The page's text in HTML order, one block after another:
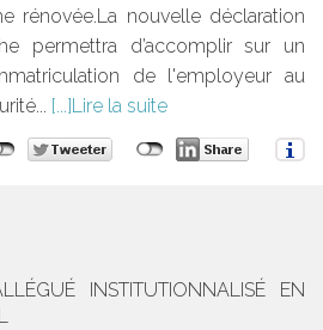
rénovée.La nouvelle déclaration
permettra d’accomplir sur un
de l'employeur au
Lire la suite
INSTITUTIONNALISÉ EN